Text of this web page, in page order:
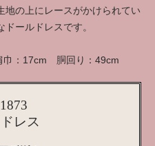
地の上にレースがかけられてい
ールドレスです。
巾：17cm 胴回り：49cm
レス